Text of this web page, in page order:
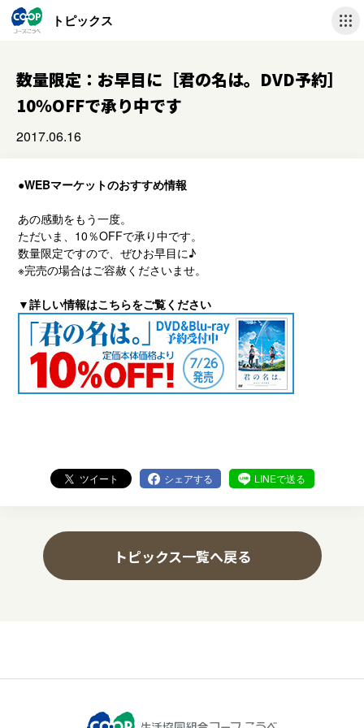
トピックス
数量限定：お早目に［君の名は。DVD予約］
10％OFFで承り中です
2017.06.16
●WEBマーケットのおすすめ情報
あの感動をもう一度。
ただいま、10％OFFで承り中です。
数量限定ですので、ぜひお早目に♪
※完売の場合はご容赦くださいませ。
▼詳しい情報はこちらをご覧ください
ツイート シェアする LINEで送る
トピックス一覧へ戻る